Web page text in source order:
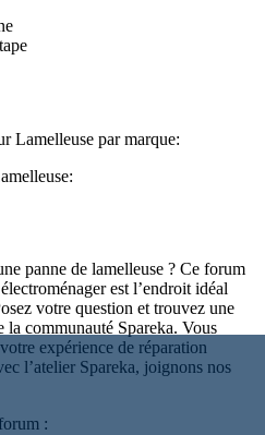
Lamelleuse par marque:
panne de lamelleuse ? Ce forum
est l’endroit idéal
votre question et trouvez une
la communauté Spareka. Vous
expérience de réparation
l’atelier Spareka, joignons nos
: